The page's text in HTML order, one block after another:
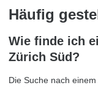
Häufig
Wie finde ich
Zürich Süd?
Die Suche nach